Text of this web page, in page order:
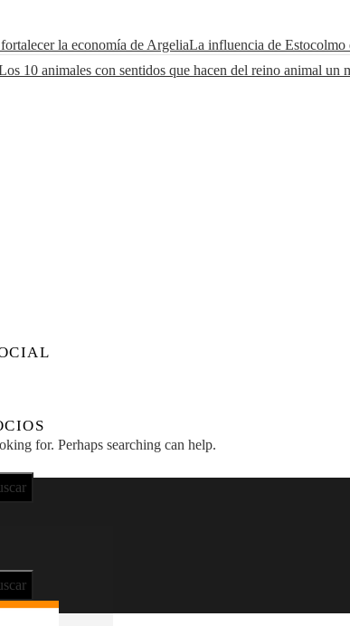
la economía de ArgeliaLa influencia de Estocolmo
10 animales con sentidos que hacen del reino animal un
for. Perhaps searching can help.